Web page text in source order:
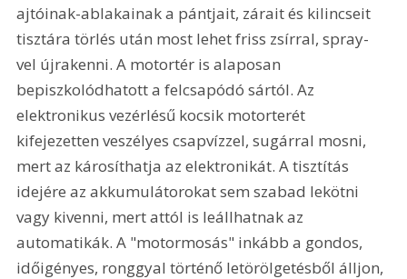
ajtóinak-ablakainak a pántjait, zárait és kilincseit
tisztára törlés után most lehet friss zsírral, spray-
vel újrakenni. A motortér is alaposan
bepiszkolódhatott a felcsapódó sártól. Az
elektronikus vezérlésű kocsik motorterét
kifejezetten veszélyes csapvízzel, sugárral mosni,
mert az károsíthatja az elektronikát. A tisztítás
idejére az akkumulátorokat sem szabad lekötni
vagy kivenni, mert attól is leállhatnak az
automatikák. A "motormosás" inkább a gondos,
időigényes, ronggyal történő letörölgetésből álljon,